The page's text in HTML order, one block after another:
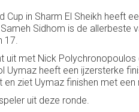
in Sharm El Sheikh heeft
Sidhom is de allerbeste
17.
met Nick
Uymaz heeft een ijzersterke
ziet Uymaz finishen met een
uit deze ronde.